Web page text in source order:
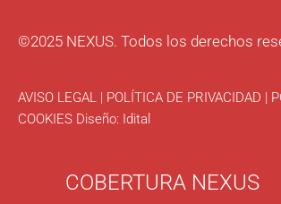
©2025 NEXUS. Todos los derechos
AVISO LEGAL | POLÍTICA DE PRIVACIDAD |
COOKIES Diseño: Idital
COBERTURA NEXUS